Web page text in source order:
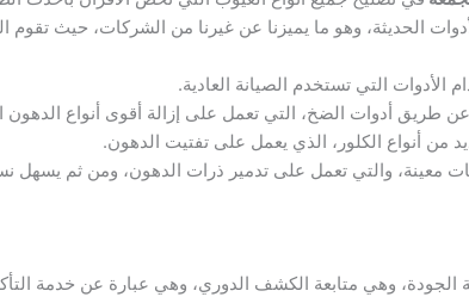
الحديثة، وهو ما يميزنا عن غيرنا من الشركات، حيث تقوم
الأدوات التي تستخدم الصيانة العادية.
طريق أدوات الضخ، التي تعمل على إزالة أقوى أنواع
من أنواع الكلور، الذي يعمل على تفتيت الدهون.
معينة، والتي تعمل على تدمير ذرات الدهون، ومن ثم
الجودة، وهي متابعة الكشف الدوري، وهي عبارة عن خدمة